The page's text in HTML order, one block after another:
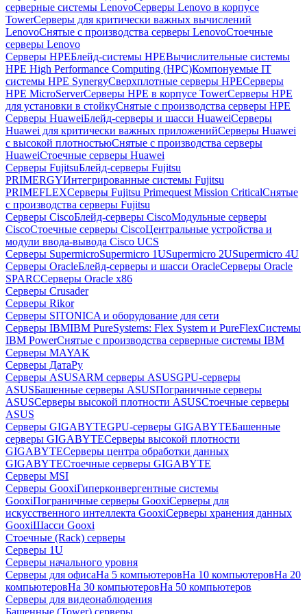
серверные системы LenovoСерверы Lenovo в корпусе
TowerСерверы для критически важных вычислений
LenovoСнятые с производства серверы LenovoСтоечные
серверы Lenovo
Серверы HPEБлейд-системы HPEВычислительные системы
HPE High Performance Computing (HPC)Компонуемые IT
системы HPE SynergyСверхплотные серверы HPEСерверы
HPE MicroServerСерверы HPE в корпусе TowerСерверы HPE
для установки в стойкуСнятые с производства серверы HPE
Серверы HuaweiБлейд-серверы и шасси HuaweiСерверы
Huawei для критически важных приложенийСерверы Huawei
с высокой плотностьюСнятые с производства серверы
HuaweiСтоечные серверы Huawei
Серверы FujitsuБлейд-серверы Fujitsu
PRIMERGYИнтегрированные системы Fujitsu
PRIMEFLEXСерверы Fujitsu Primequest Mission CriticalСнятые
с производства серверы Fujitsu
Серверы CiscoБлейд-серверы CiscoМодульные серверы
CiscoСтоечные серверы CiscoЦентральные устройства и
модули ввода-вывода Cisco UCS
Серверы SupermicroSupermicro 1USupermicro 2USupermicro 4U
Серверы OracleБлейд-серверы и шасси OracleСерверы Oracle
SPARCСерверы Oracle x86
Серверы Crusader
Серверы Rikor
Серверы SITONICA и оборудование для сети
Серверы IBMIBM PureSystems: Flex System и PureFlexСистемы
IBM PowerСнятые с производства серверные системы IBM
Серверы MAYAK
Серверы ДатаРу
Серверы ASUSARM серверы ASUSGPU-серверы
ASUSБашенные серверы ASUSПограничные серверы
ASUSСерверы высокой плотности ASUSСтоечные серверы
ASUS
Серверы GIGABYTEGPU-серверы GIGABYTEБашенные
серверы GIGABYTEСерверы высокой плотности
GIGABYTEСерверы центра обработки данных
GIGABYTEСтоечные серверы GIGABYTE
Серверы MSI
Серверы GooxiГиперконвергентные системы
GooxiПограничные серверы GooxiСерверы для
искусственного интеллекта GooxiСерверы хранения данных
GooxiШасси Gooxi
Стоечные (Rack) серверы
Серверы 1U
Серверы начального уровня
Серверы для офисаНа 5 компьютеровНа 10 компьютеровНа 20
компьютеровНа 30 компьютеровНа 50 компьютеров
Серверы для видеонаблюдения
Башенные (Tower) серверы